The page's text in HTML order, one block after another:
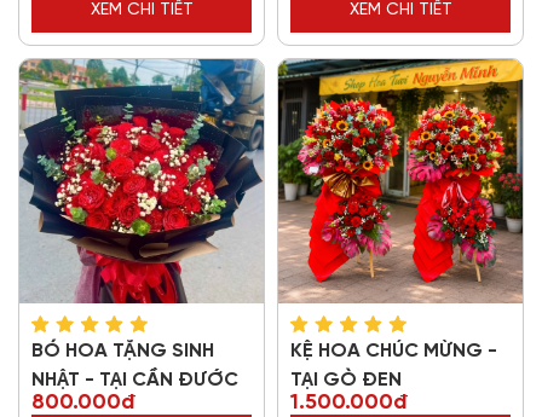
XEM CHI TIẾT XEM CHI TIẾT
BÓ HOA TẶNG SINH
NHẬT - TẠI CẦN ĐƯỚC
800.000đ
KỆ HOA CHÚC MỪNG -
TẠI GÒ ĐEN
1.500.000đ